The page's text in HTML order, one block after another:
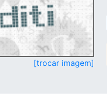
[trocar imagem]